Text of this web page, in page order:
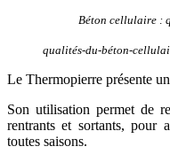
Béton cellulaire :
qualités-du-béton-
Le Thermopierre présente
Son utilisation permet de
rentrants et sortants, pour
toutes saisons.